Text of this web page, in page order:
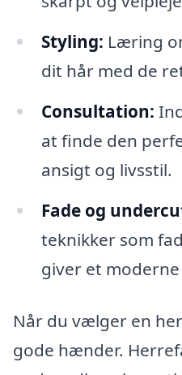
Styling: Læring
dit hår med de
Consultation:
at finde den
ansigt og livsstil.
Fade og
teknikker som
giver et
Når du vælger en
gode hænder.